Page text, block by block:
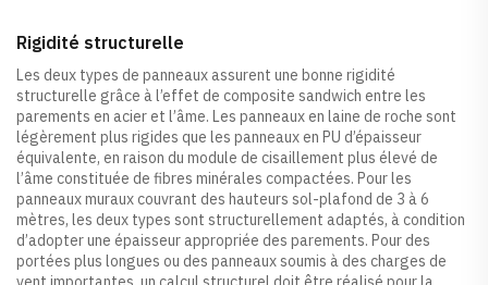
Rigidité structurelle
Les deux types de panneaux assurent une bonne rigidité
structurelle grâce à l’effet de composite sandwich entre les
parements en acier et l’âme. Les panneaux en laine de roche sont
légèrement plus rigides que les panneaux en PU d’épaisseur
équivalente, en raison du module de cisaillement plus élevé de
l’âme constituée de fibres minérales compactées. Pour les
panneaux muraux couvrant des hauteurs sol-plafond de 3 à 6
mètres, les deux types sont structurellement adaptés, à condition
d’adopter une épaisseur appropriée des parements. Pour des
portées plus longues ou des panneaux soumis à des charges de